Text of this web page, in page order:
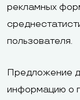
рекламных
пользователя.
Предложение
информацию о